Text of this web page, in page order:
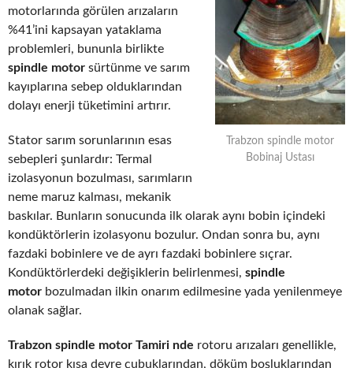
Trabzon spindle motor
Bobinaj Ustası
motorlarında görülen arızaların
%41’ini kapsayan yataklama
problemleri, bununla birlikte
spindle motor sürtünme ve sarım
kayıplarına sebep olduklarından
dolayı enerji tüketimini artırır.
Stator sarım sorunlarının esas
sebepleri şunlardır: Termal
izolasyonun bozulması, sarımların
neme maruz kalması, mekanik
baskılar. Bunların sonucunda ilk olarak aynı bobin içindeki
kondüktörlerin izolasyonu bozulur. Ondan sonra bu, aynı
fazdaki bobinlere ve de ayrı fazdaki bobinlere sıçrar.
Kondüktörlerdeki değişiklerin belirlenmesi, spindle
motor bozulmadan ilkin onarım edilmesine yada yenilenmeye
olanak sağlar.
Trabzon spindle motor Tamiri nde rotoru arızaları genellikle,
kırık rotor kısa devre çubuklarından, döküm boşluklarından